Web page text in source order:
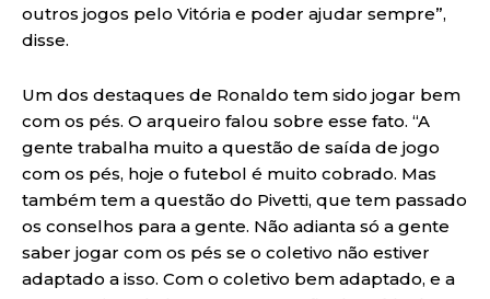
outros jogos pelo Vitória e poder ajudar sempre”,
disse.
Um dos destaques de Ronaldo tem sido jogar bem
com os pés. O arqueiro falou sobre esse fato. “A
gente trabalha muito a questão de saída de jogo
com os pés, hoje o futebol é muito cobrado. Mas
também tem a questão do Pivetti, que tem passado
os conselhos para a gente. Não adianta só a gente
saber jogar com os pés se o coletivo não estiver
adaptado a isso. Com o coletivo bem adaptado, e a